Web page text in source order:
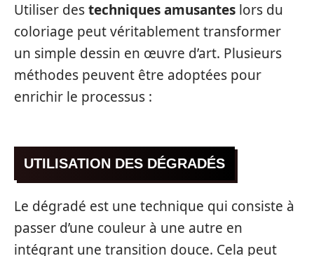
Utiliser destechniques amusantes lors du
coloriage peut véritablement transformer
un simple dessin en œuvre d’art. Plusieurs
méthodes peuvent être adoptées pour
enrichir le processus :
UTILISATION DES DÉGRADÉS
Le dégradé est une technique qui consiste à
passer d’une couleur à une autre en
intégrant une transition douce. Cela peut